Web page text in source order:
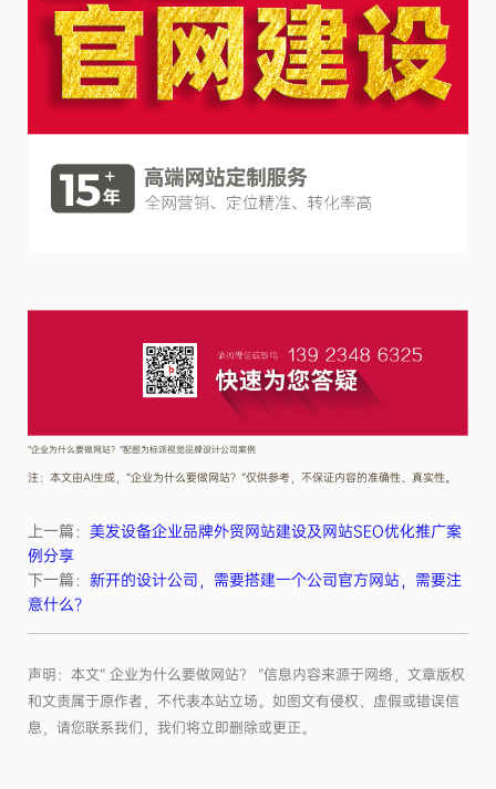
“企业为什么要做网站？”配图为标派视觉品牌设计公司案例
注：本文由AI生成，“企业为什么要做网站？”仅供参考，不保证内容的准确性、真实性。
上一篇： 美发设备企业品牌外贸网站建设及网站SEO优化推广案
例分享
下一篇： 新开的设计公司，需要搭建一个公司官方网站，需要注
意什么？
声明：本文“ 企业为什么要做网站？ ”信息内容来源于网络，文章版权
和文责属于原作者，不代表本站立场。如图文有侵权、虚假或错误信
息，请您联系我们，我们将立即删除或更正。